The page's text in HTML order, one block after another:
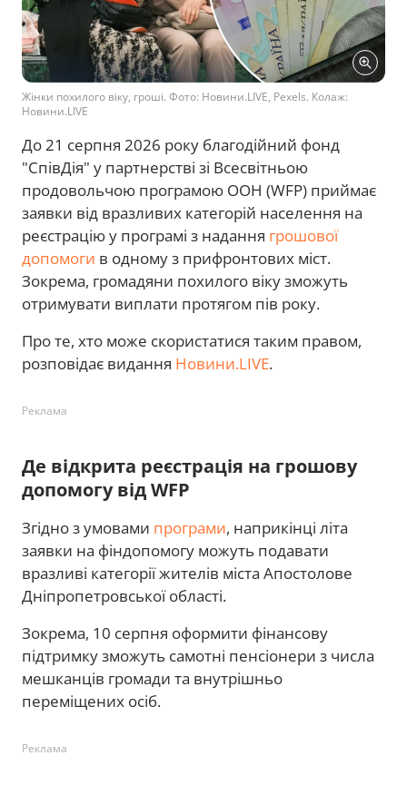
Жінки похилого віку, гроші. Фото: Новини.LIVE, Pexels. Колаж:
Новини.LIVE
До 21 серпня 2026 року благодійний фонд
"СпівДія" у партнерстві зі Всесвітньою
продовольчою програмою ООН (WFP) приймає
заявки від вразливих категорій населення на
реєстрацію у програмі з надання грошової
допомоги в одному з прифронтових міст.
Зокрема, громадяни похилого віку зможуть
отримувати виплати протягом пів року.
Про те, хто може скористатися таким правом,
розповідає видання Новини.LIVE.
Реклама
Де відкрита реєстрація на грошову
допомогу від WFP
Згідно з умовами програми, наприкінці літа
заявки на фіндопомогу можуть подавати
вразливі категорії жителів міста Апостолове
Дніпропетровської області.
Зокрема, 10 серпня оформити фінансову
підтримку зможуть самотні пенсіонери з числа
мешканців громади та внутрішньо
переміщених осіб.
Реклама